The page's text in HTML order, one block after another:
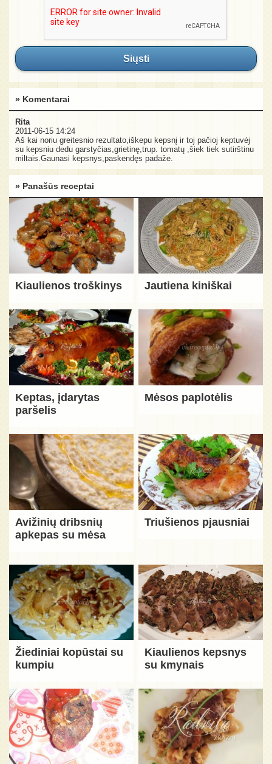
Siųsti
» Komentarai
Rita
2011-06-15 14:24
Aš kai noriu greitesnio rezultato,iškepu kepsnį ir toj pačioj keptuvėj
su kepsniu dedu garstyčias,grietinę,trup. tomatų ,šiek tiek sutirštinu
miltais.Gaunasi kepsnys,paskendęs padaže.
» Panašūs receptai
Kiaulienos troškinys Jautiena kiniškai
Keptas, įdarytas
paršelis
Mėsos paplotėlis
Avižinių dribsnių
apkepas su mėsa
Triušienos pjausniai
Žiediniai kopūstai su
kumpiu
Kiaulienos kepsnys
su kmynais